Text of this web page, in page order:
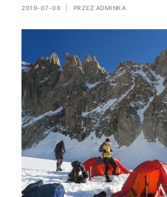
2019-07-08 PRZEZ ADMINKA